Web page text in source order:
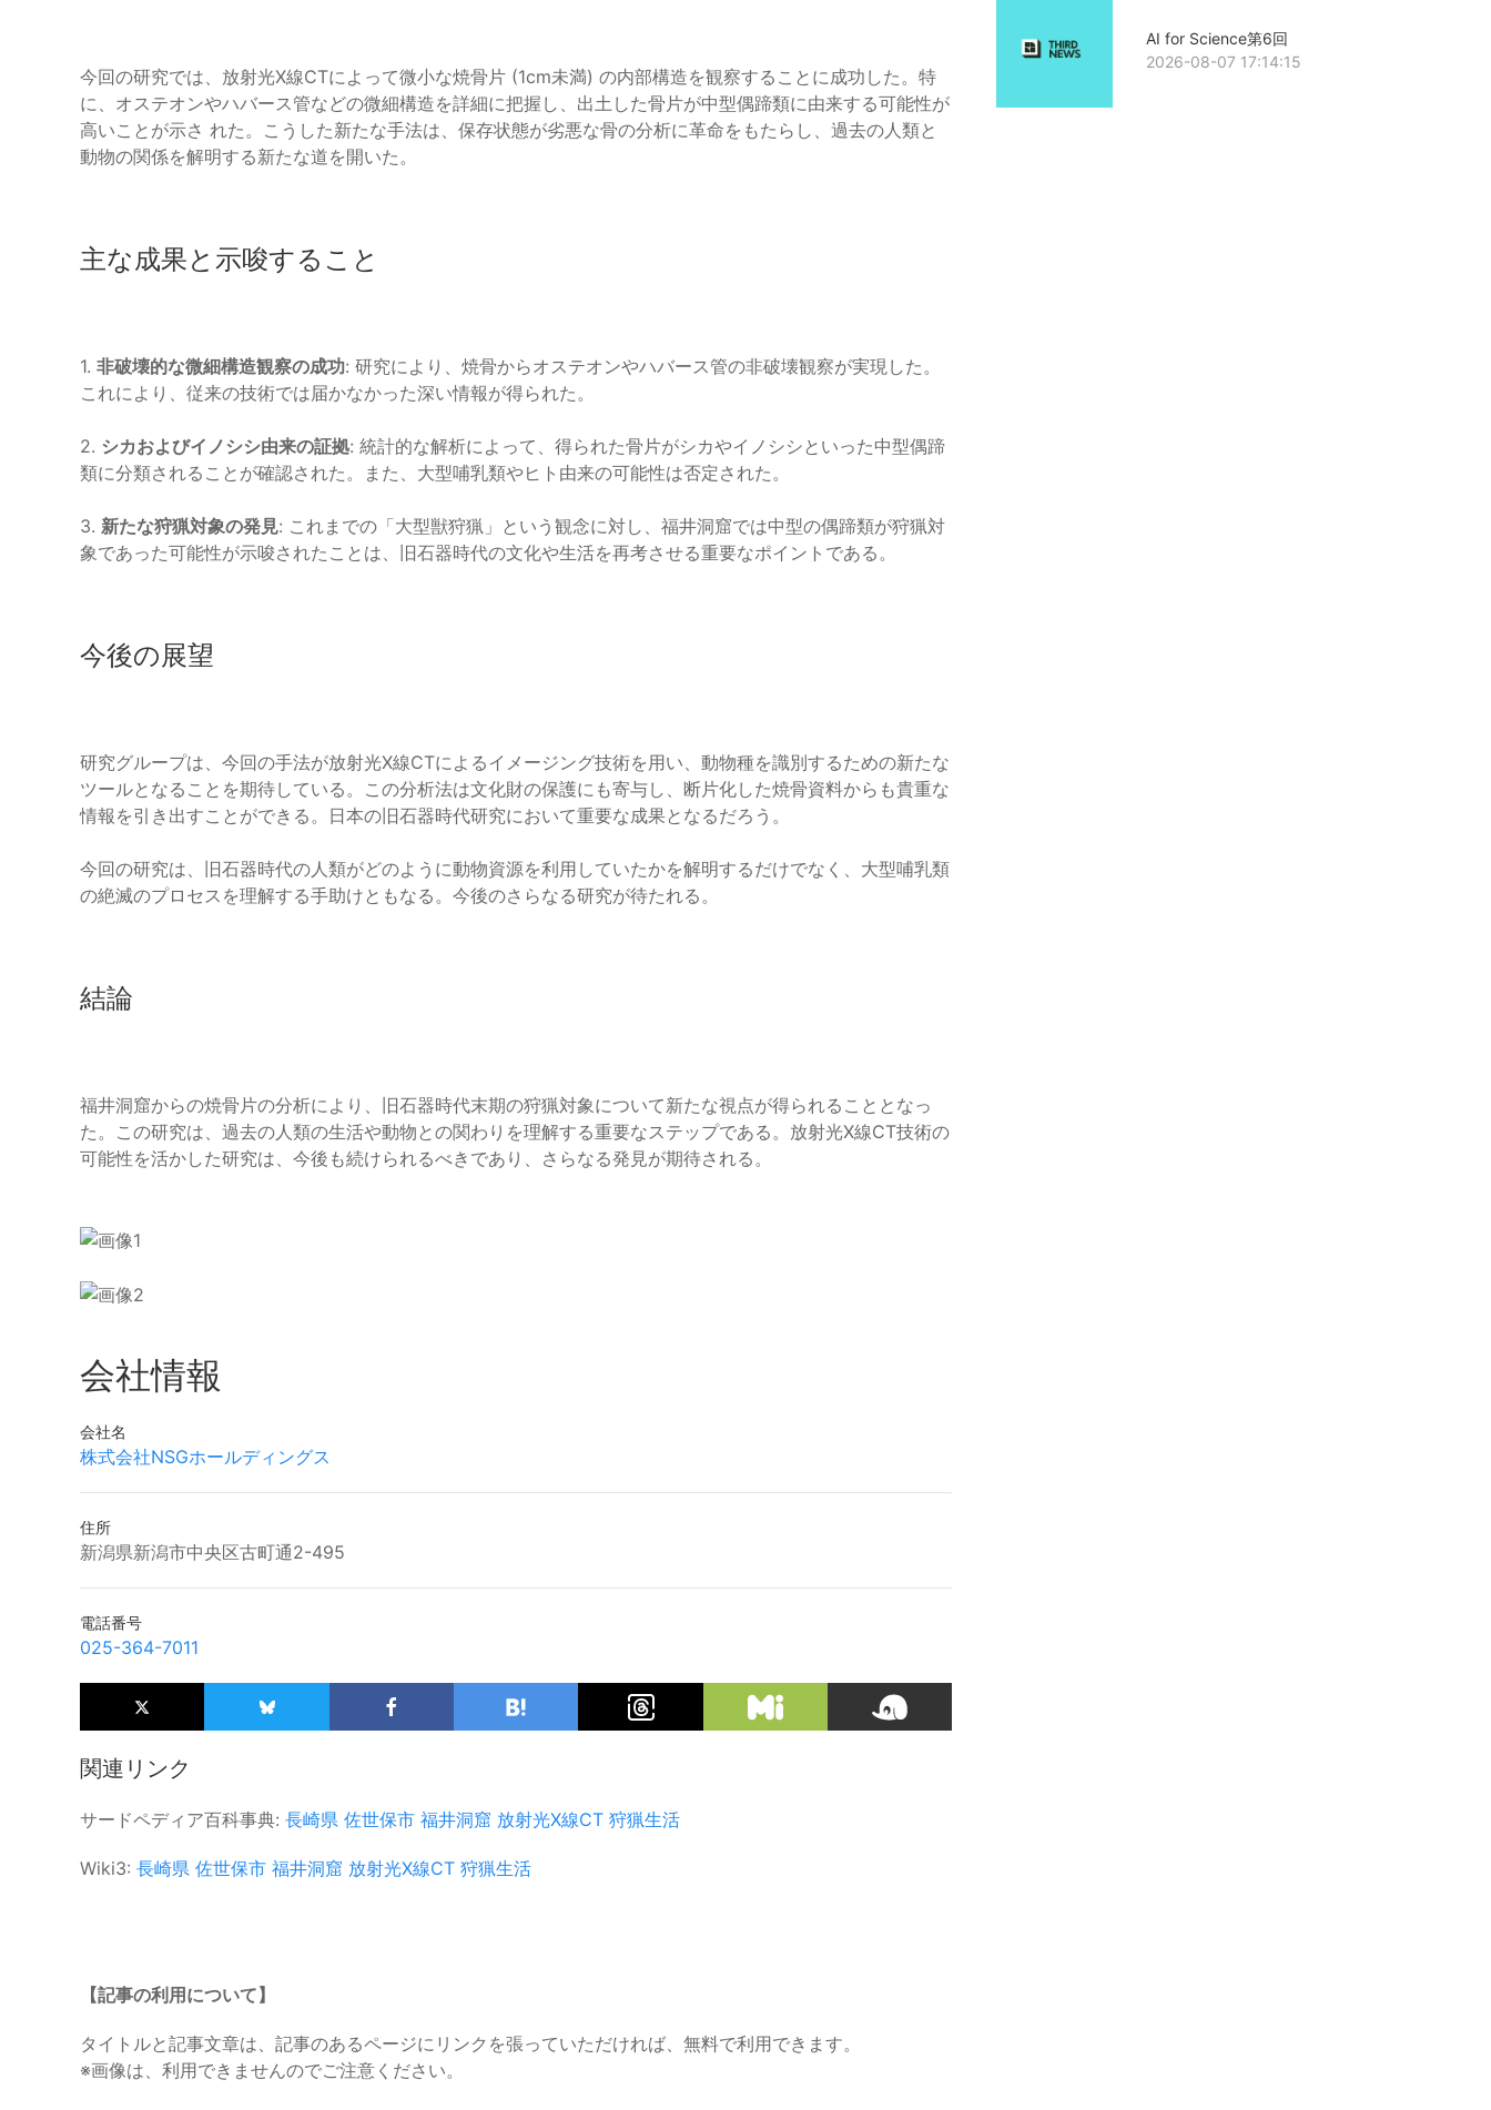
今回の研究では、放射光X線CTによって微小な焼骨片 (1cm未満) の内部構造を観察することに成功した。特
に、オステオンやハバース管などの微細構造を詳細に把握し、出土した骨片が中型偶蹄類に由来する可能性が
高いことが示さ れた。こうした新たな手法は、保存状態が劣悪な骨の分析に革命をもたらし、過去の人類と
動物の関係を解明する新たな道を開いた。
主な成果と示唆すること
1. 非破壊的な微細構造観察の成功: 研究により、焼骨からオステオンやハバース管の非破壊観察が実現した。
これにより、従来の技術では届かなかった深い情報が得られた。
2. シカおよびイノシシ由来の証拠: 統計的な解析によって、得られた骨片がシカやイノシシといった中型偶蹄
類に分類されることが確認された。また、大型哺乳類やヒト由来の可能性は否定された。
3. 新たな狩猟対象の発見: これまでの「大型獣狩猟」という観念に対し、福井洞窟では中型の偶蹄類が狩猟対
象であった可能性が示唆されたことは、旧石器時代の文化や生活を再考させる重要なポイントである。
今後の展望
研究グループは、今回の手法が放射光X線CTによるイメージング技術を用い、動物種を識別するための新たな
ツールとなることを期待している。この分析法は文化財の保護にも寄与し、断片化した焼骨資料からも貴重な
情報を引き出すことができる。日本の旧石器時代研究において重要な成果となるだろう。
今回の研究は、旧石器時代の人類がどのように動物資源を利用していたかを解明するだけでなく、大型哺乳類
の絶滅のプロセスを理解する手助けともなる。今後のさらなる研究が待たれる。
結論
福井洞窟からの焼骨片の分析により、旧石器時代末期の狩猟対象について新たな視点が得られることとなっ
た。この研究は、過去の人類の生活や動物との関わりを理解する重要なステップである。放射光X線CT技術の
可能性を活かした研究は、今後も続けられるべきであり、さらなる発見が期待される。
会社情報
会社名
株式会社NSGホールディングス
住所
新潟県新潟市中央区古町通2-495
電話番号
025-364-7011
関連リンク
サードペディア百科事典: 長崎県 佐世保市 福井洞窟 放射光X線CT 狩猟生活
Wiki3: 長崎県 佐世保市 福井洞窟 放射光X線CT 狩猟生活
AI for Science第6回
2026-08-07 17:14:15
【記事の利用について】
タイトルと記事文章は、記事のあるページにリンクを張っていただければ、無料で利用できます。
※画像は、利用できませんのでご注意ください。